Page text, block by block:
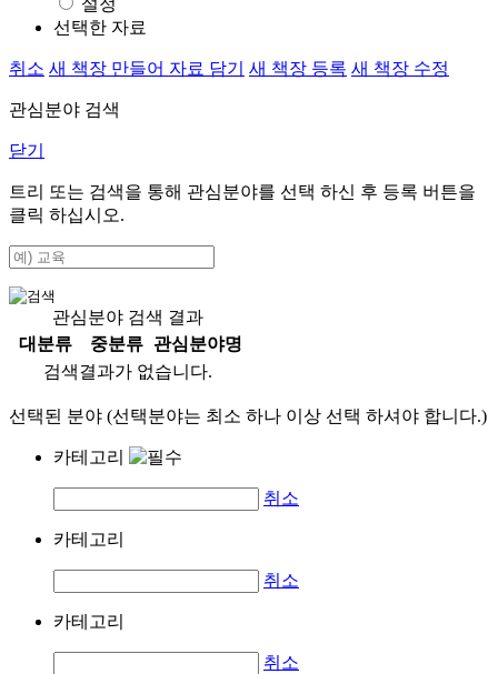
설정
선택한 자료
취소 새 책장 만들어 자료 담기 새 책장 등록 새 책장 수정
관심분야 검색
닫기
트리 또는 검색을 통해 관심분야를 선택 하신 후 등록 버튼을
클릭 하십시오.
관심분야 검색 결과
대분류
중분류
관심분야명
검색결과가 없습니다.
선택된 분야 (선택분야는 최소 하나 이상 선택 하셔야 합니다.)
카테고리
취소
카테고리
취소
카테고리
취소